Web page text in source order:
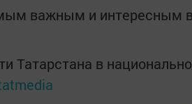
важным и интересным в
Татарстана в